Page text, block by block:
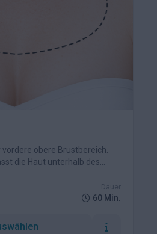
vordere obere Brustbereich.
die Haut unterhalb des
Dauer
60 Min.